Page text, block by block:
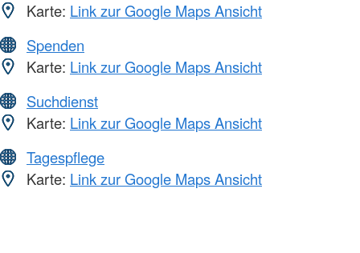
Karte: Link zur Google Maps Ansicht
Spenden
Karte: Link zur Google Maps Ansicht
Suchdienst
Karte: Link zur Google Maps Ansicht
Tagespflege
Karte: Link zur Google Maps Ansicht